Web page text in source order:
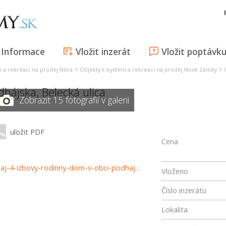
Informace Vložit inzerát Vložit poptávku
a rekreaci na prodej Nitra > Objekty k bydlení a rekreaci na prodej Nové Zámky >
,Belecká ulica
Zobrazit 15 fotografií v galerii
uložit PDF
https://www.reality-trinity.sk/nehnutelnost/2944-na-predaj-4-izbovy-rodinny-dom-v-obci-podhajska-3d-prehliadka
Cena
Vloženo
Číslo inzerátu
Lokalita